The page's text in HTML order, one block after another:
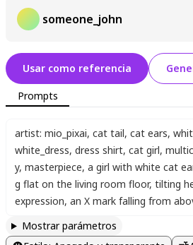
someone_john
Usar como referencia
Prompts
artist: mio_pixai, cat tail, cat ears,
white_dress, dress shirt, cat girl,
y, masterpiece, a girl with white cat
g flat on the living room floor, tilting
expression, an X mark falling from
Mostrar parámetros